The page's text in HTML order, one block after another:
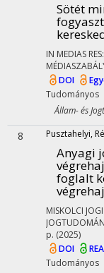
Sötét
IN MEDIAS
DOI
Tudományos
Állam- és
8 Pusztahelyi,
Anyagi
foglalt
MISKOLCI
p. (2025)
DOI
Tudományos